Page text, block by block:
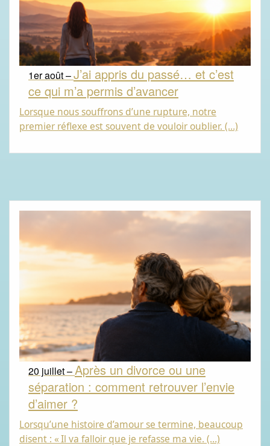
1er août –J’ai appris du passé… et c’est
ce qui m’a permis d’avancer
Lorsque nous souffrons d’une rupture, notre
premier réflexe est souvent de vouloir oublier. (…)
20 juillet –Après un divorce ou une
séparation : comment retrouver l’envie
d’aimer ?
Lorsqu’une histoire d’amour se termine, beaucoup
disent : «Il va falloir que je refasse ma vie. (…)